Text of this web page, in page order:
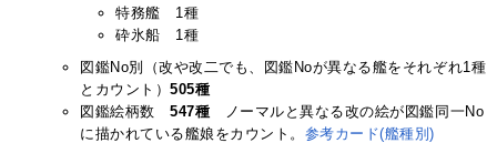
特務艦 1種
砕氷船 1種
図鑑No別（改や改二でも、図鑑Noが異なる艦をそれぞれ1種
とカウント）505種
図鑑絵柄数547種 ノーマルと異なる改の絵が図鑑同一No
に描かれている艦娘をカウント。 参考カード(艦種別)